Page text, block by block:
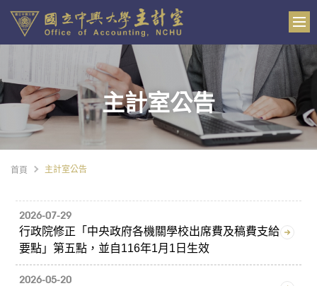
主計室公告
首頁 主計室公告
2026-07-29
行政院修正「中央政府各機關學校出席費及稿費支給
要點」第五點，並自116年1月1日生效
2026-05-20